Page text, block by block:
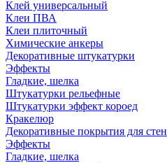
Клей универсальный
Клеи ПВА
Клеи плиточный
Химические анкеры
Декоративные штукатурки
Эффекты
Гладкие, шелка
Штукатурки рельефные
Штукатурки эффект короед
Кракелюр
Декоративные покрытия для стен
Эффекты
Гладкие, шелка